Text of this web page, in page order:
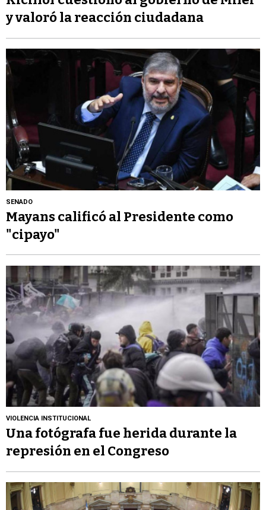
y valoró la reacción ciudadana
SENADO
Mayans calificó al Presidente como
"cipayo"
VIOLENCIA INSTITUCIONAL
Una fotógrafa fue herida durante la
represión en el Congreso